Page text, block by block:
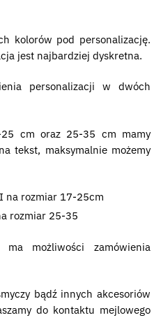
kolorów pod personalizację.
jest najbardziej dyskretna.
personalizacji w dwóch
25 cm oraz 25-35 cm mamy
tekst, maksymalnie możemy
na rozmiar 17-25cm
rozmiar 25-35
możliwości zamówienia
bądź innych akcesoriów
do kontaktu mejlowego